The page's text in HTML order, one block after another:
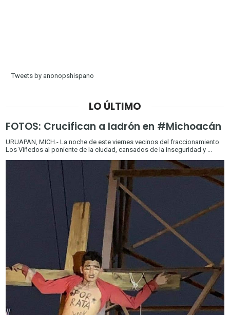
Tweets by anonopshispano
LO ÚLTIMO
FOTOS: Crucifican a ladrón en #Michoacán
URUAPAN, MICH.- La noche de este viernes vecinos del fraccionamiento
Los Viñedos al poniente de la ciudad, cansados de la inseguridad y ...